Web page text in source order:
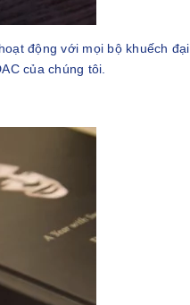
động với mọi bộ khuếch đại
của chúng tôi.